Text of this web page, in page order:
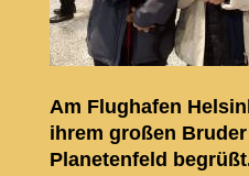
Am Flughafen
ihrem großen
Planetenfeld